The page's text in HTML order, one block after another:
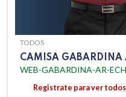
TODOS
CAMISA GABARDINA
WEB-GABARDINA-AR-ECH
Registrate para ver